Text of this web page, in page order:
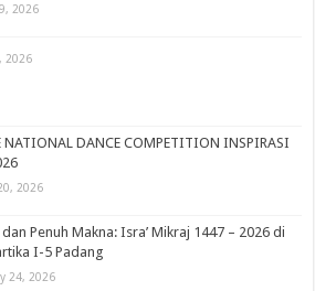
2026
2026
NATIONAL DANCE COMPETITION INSPIRASI
2026
Penuh Makna: Isra’ Mikraj 1447 – 2026 di
I-5 Padang
24, 2026